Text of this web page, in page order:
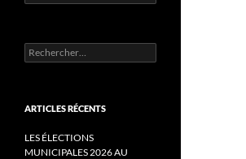
Rechercher :
ARTICLES RÉCENTS
LES ÉLECTIONS
MUNICIPALES 2026 AU